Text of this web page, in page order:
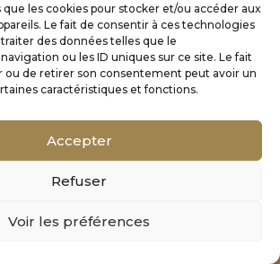
les cookies pour stocker et/ou accéder aux
Le fait de consentir à ces technologies
des données telles que le
ou les ID uniques sur ce site. Le fait
ou de retirer son consentement peut avoir un
caractéristiques et fonctions.
Accepter
Refuser
Voir les préférences
Mentions Légales